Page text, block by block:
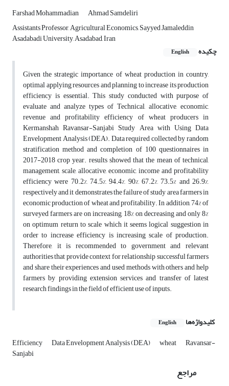
Farshad Mohammadian
Ahmad Samdeliri
Assistants Professor, Agricultural Economics, Sayyed Jamaleddin
Asadabadi University, Asadabad, Iran
چکیده
English
Given the strategic importance of wheat production in country,
optimal applying resources and planning to increase its production
efficiency is essential. This study conducted with purpose of
evaluate and analyze types of Technical, allocative, economic,
revenue and profitability efficiency of wheat producers in
Kermanshah Ravansar-Sanjabi Study Area with Using Data
Envelopment Analysis (DEA). Data required collected by random
stratification method and completion of 100 questionnaires in
2017-2018 crop year. results showed that the mean of technical,
management, scale, allocative, economic, income and profitability
efficiency were 70.2%, 74.5%, 94.4%, 90%, 67.2%, 73.5% and 26.9%,
respectively and it demonstrates the failure of study area farmers in
economic production of wheat and profitability. In addition, 74% of
surveyed farmers are on increasing, 18% on decreasing and only 8%
on optimum return to scale which it seems logical suggestion in
order to increase efficiency is increasing scale of production.
Therefore, it is recommended to government and relevant
authorities that provide context for relationship successful farmers
and share their experiences and used methods with others and help
farmers by providing extension services and transfer of latest
research findings in the field of efficient use of inputs.
کلیدواژه‌ها English
Efficiency Data Envelopment Analysis (DEA) wheat Ravansar-
Sanjabi
مراجع